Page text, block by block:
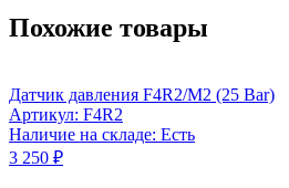
Похожие товары
Датчик давления F4R2/M2 (25 Bar)
Артикул: F4R2
Наличие на складе: Есть
3 250 ₽